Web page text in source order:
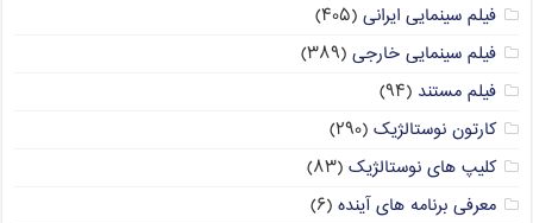
فیلم سینمایی ایرانی (۴۰۵)
فیلم سینمایی خارجی (۳۸۹)
فیلم مستند (۹۴)
کارتون نوستالژیک (۲۹۰)
کلیپ های نوستالژیک (۸۳)
معرفی برنامه های آینده (۶)